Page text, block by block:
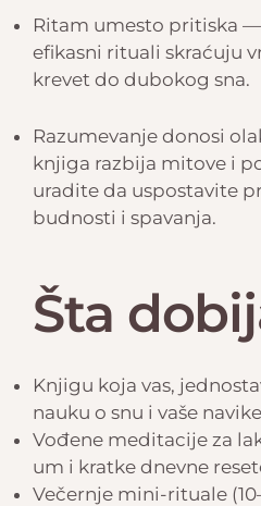
Ritam umesto pritiska
efikasni rituali skraćuju
krevet do dubokog sna.
Razumevanje donosi
knjiga razbija mitove i
uradite da uspostavite
budnosti i spavanja.
Šta
Knjigu koja vas,
nauku o snu i vaše
Vođene meditacije za
um i kratke dnevne
Večernje mini-rituale